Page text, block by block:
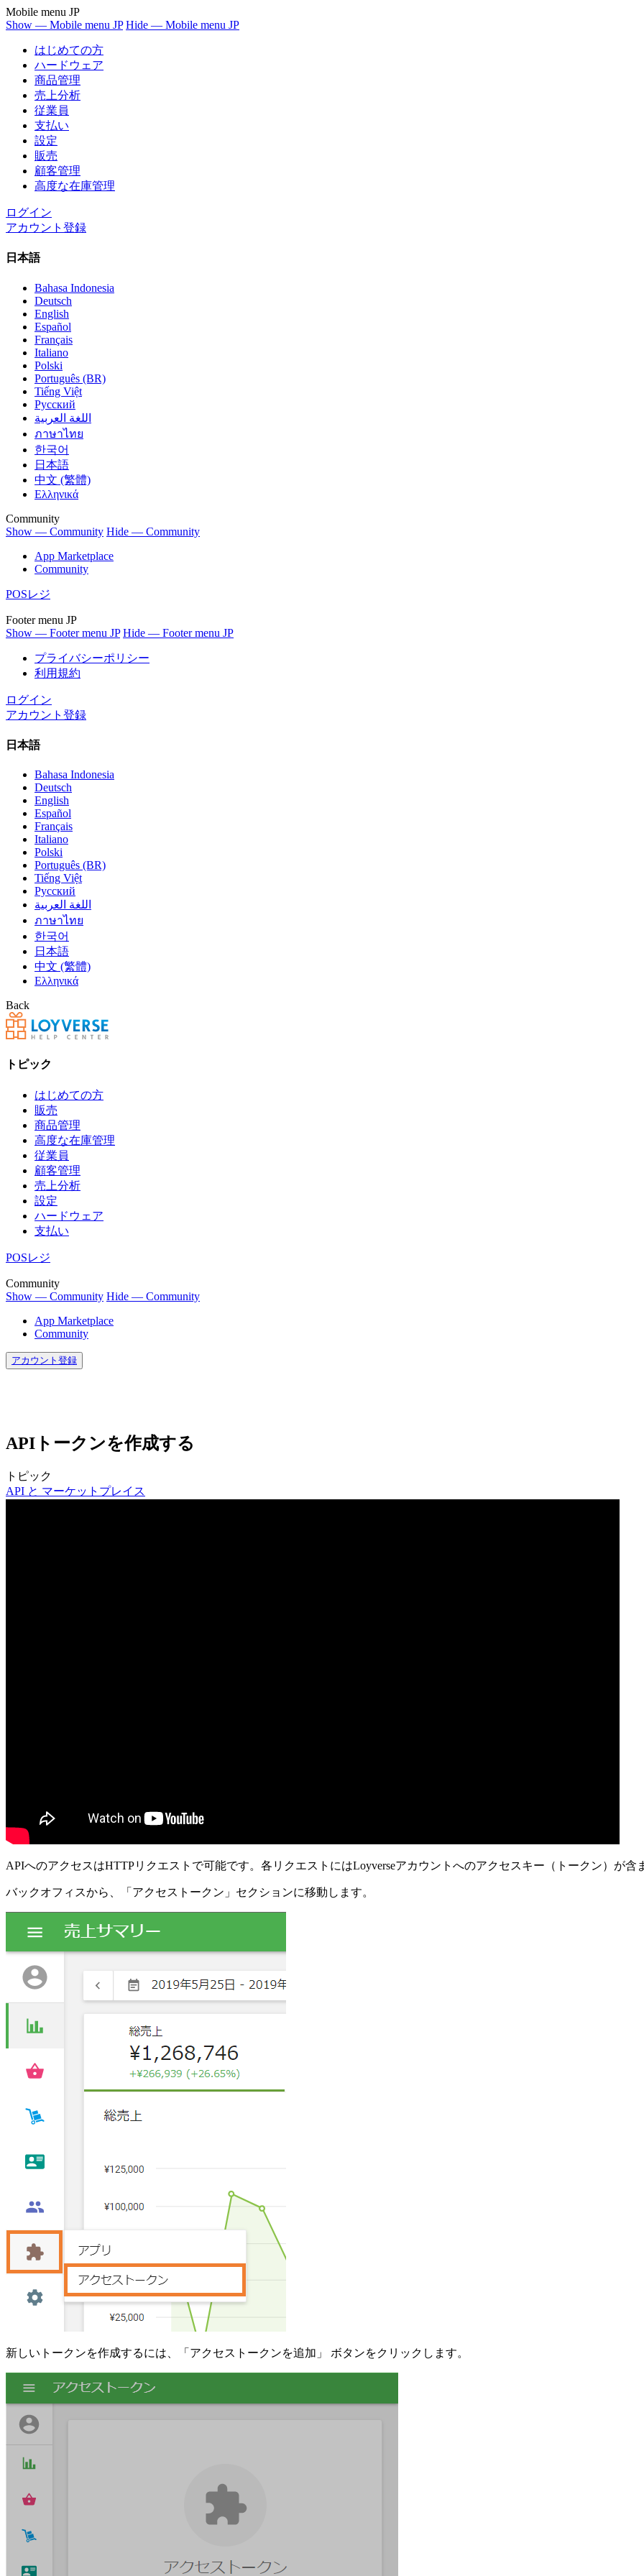
Mobile menu JP
Show — Mobile menu JP Hide — Mobile menu JP
はじめての方
ハードウェア
商品管理
売上分析
従業員
支払い
設定
販売
顧客管理
高度な在庫管理
ログイン
アカウント登録
日本語
Bahasa Indonesia
Deutsch
English
Español
Français
Italiano
Polski
Português (BR)
Tiếng Việt
Русский
اللغة العربية
ภาษาไทย
한국어
日本語
中文 (繁體)
Ελληνικά
Community
Show — Community Hide — Community
App Marketplace
Community
POSレジ
Footer menu JP
Show — Footer menu JP Hide — Footer menu JP
プライバシーポリシー
利用規約
ログイン
アカウント登録
日本語
Bahasa Indonesia
Deutsch
English
Español
Français
Italiano
Polski
Português (BR)
Tiếng Việt
Русский
اللغة العربية
ภาษาไทย
한국어
日本語
中文 (繁體)
Ελληνικά
Back
トピック
はじめての方
販売
商品管理
高度な在庫管理
従業員
顧客管理
売上分析
設定
ハードウェア
支払い
POSレジ
Community
Show — Community Hide — Community
App Marketplace
Community
アカウント登録
APIトークンを作成する
トピック
API と マーケットプレイス
APIへのアクセスはHTTPリクエストで可能です。各リクエストにはLoyverseアカウントへのアクセスキー（トークン）が含
バックオフィスから、「アクセストークン」セクションに移動します。
新しいトークンを作成するには、「アクセストークンを追加」 ボタンをクリックします。